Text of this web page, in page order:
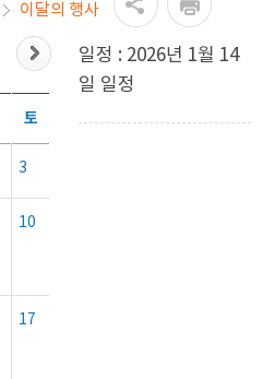
이달의 행사
토
3
10
17
일정 : 2026년 1월 14
일 일정